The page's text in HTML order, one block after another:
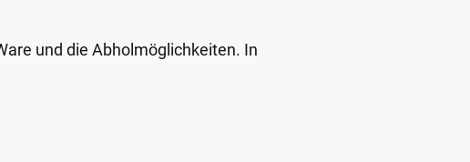
und die Abholmöglichkeiten. In